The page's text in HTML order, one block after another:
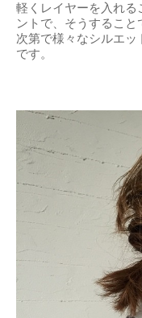
軽くレイヤーを入れる
ントで、そうするこ
次第で様々なシルエ
です。